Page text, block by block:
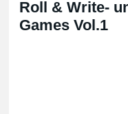
Roll & Write-
Games Vol.1